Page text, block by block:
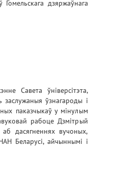
дзяржаўнага
Савета ўніверсітэта,
ўзнагароды і
паказчыкаў у мінулым
рабоце Дзмітрый
аб дасягненнях вучоных,
Беларусі, айчыннымі і